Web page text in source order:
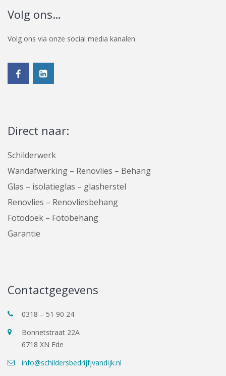
Volg ons…
Volg ons via onze social media kanalen
Direct naar:
Schilderwerk
Wandafwerking – Renovlies – Behang
Glas – isolatieglas – glasherstel
Renovlies – Renovliesbehang
Fotodoek – Fotobehang
Garantie
Contactgegevens
0318 – 51 90 24
Bonnetstraat 22A
6718 XN Ede
info@schildersbedrijfjvandijk.nl